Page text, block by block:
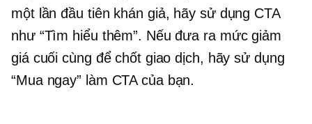
một lần đầu tiên khán giả, hãy sử dụng CTA
như “Tìm hiểu thêm”. Nếu đưa ra mức giảm
giá cuối cùng để chốt giao dịch, hãy sử dụng
“Mua ngay” làm CTA của bạn.